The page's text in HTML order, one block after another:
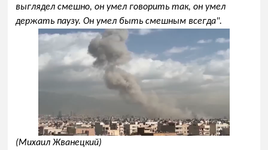
выглядел смешно, он умел говорить так, он умел
держать паузу. Он умел быть смешным всегда".
(Михаил Жванецкий)